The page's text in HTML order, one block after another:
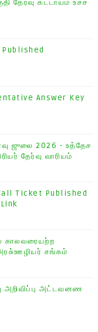
தேர்வு கட்டாயம் உச்ச
Published
Answer Key
ஜுலை 2026 - உத்தேச
தேர்வு வாரியம்
Ticket Published
காலவரையற்ற
சங்கம்
அறிவிப்பு அட்டவனண